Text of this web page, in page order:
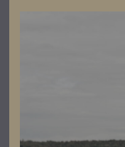
Brett